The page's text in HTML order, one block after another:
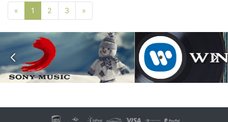
« Poprzednia strona
1 2 3 »